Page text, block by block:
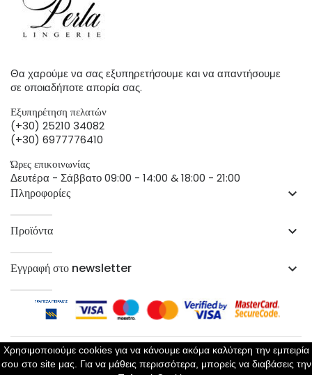
Θα χαρούμε να σας εξυπηρετήσουμε και να απαντήσουμε
σε οποιαδήποτε απορία σας.
Εξυπηρέτηση πελατών
(+30) 25210 34082
(+30) 6977776410
Ώρες επικοινωνίας
Δευτέρα - Σάββατο 09:00 - 14:00 & 18:00 - 21:00
Πληροφορίες keyboard_arrow_down
Προϊόντα keyboard_arrow_down
Εγγραφή στο newsletter keyboard_arrow_down
Χρησιμοποιούμε cookies για να κάνουμε ακόμα καλύτερη την εμπειρία
σου στο site μας. Για να μάθεις περισσότερα, μπορείς να διαβάσεις την